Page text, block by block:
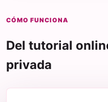
CÓMO FUNCIONA
Del tutorial
privada